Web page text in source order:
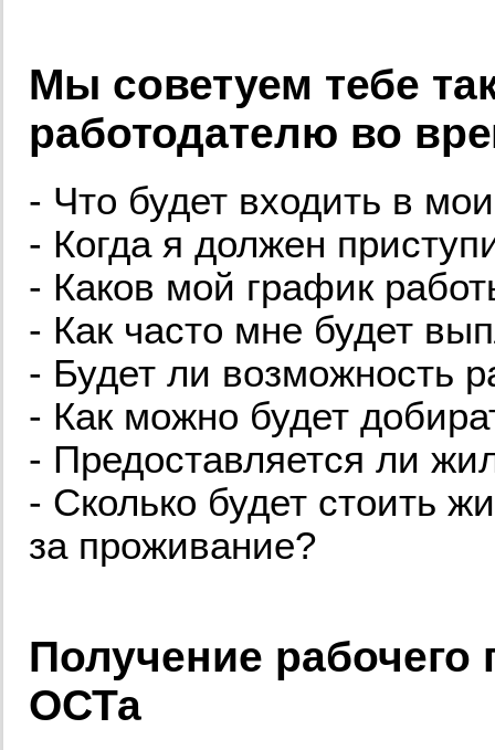
Мы советуем тебе
работодателю во
- Что будет входить в
- Когда я должен
- Каков мой график
- Как часто мне будет
- Будет ли возможность
- Как можно будет
- Предоставляется ли
- Сколько будет стоить
за проживание?
Получение
ОСТа